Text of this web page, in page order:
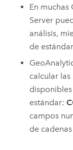
En muchas
Server
análisis,
de
calcular las
estándar:
campos
de